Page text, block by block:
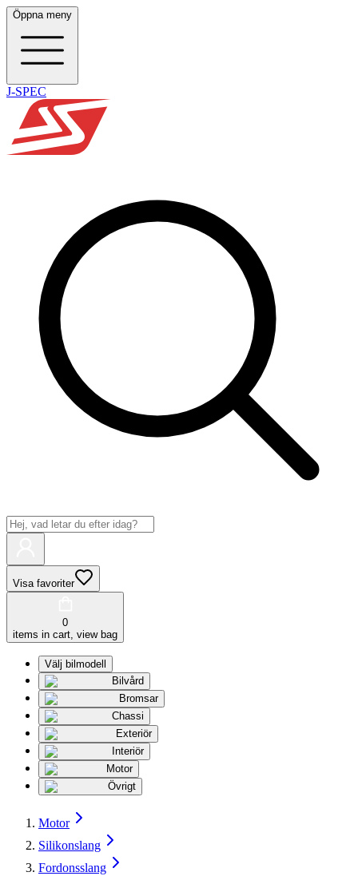
Öppna meny
J-SPEC
Visa favoriter
0
items in cart, view bag
Välj bilmodell
Bilvård
Bromsar
Chassi
Exteriör
Interiör
Motor
Övrigt
Motor
Silikonslang
Fordonsslang